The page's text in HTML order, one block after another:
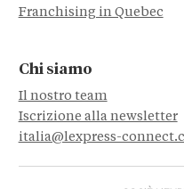
Franchising in Quebec
Chi siamo
Il nostro team
Iscrizione alla newsletter
italia@lexpress-